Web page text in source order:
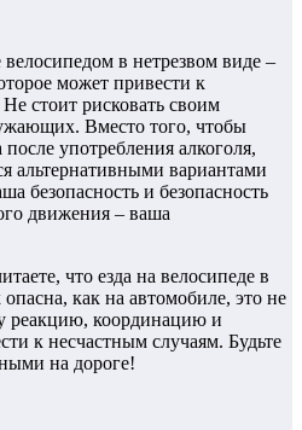
в нетрезвом виде –
может привести к
стоит рисковать своим
Вместо того, чтобы
после употребления алкоголя,
альтернативными вариантами
безопасность и безопасность
движения – ваша
что езда на велосипеде в
как на автомобиле, это не
реакцию, координацию и
к несчастным случаям. Будьте
на дороге!